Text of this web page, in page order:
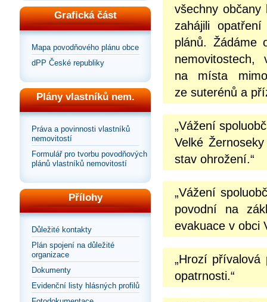
Grafická část
Mapa povodňového plánu obce
dPP České republiky
Plány vlastníků nem.
Práva a povinnosti vlastníků
nemovitostí
Formulář pro tvorbu povodňových
plánů vlastníků nemovitostí
Přílohy
Důležité kontakty
Plán spojení na důležité
organizace
Dokumenty
Evidenční listy hlásných profilů
všechny
zahájili
plánů. Žádáme
na místa
ze suterénů a
„Vážení
Velké
stav ohrožení.“
„Vážení
povodní na
evakuace v obci
„Hrozí přívalová
opatrnosti.“